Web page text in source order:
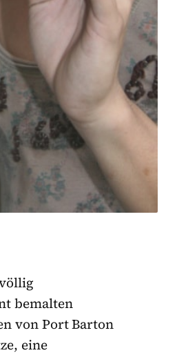
bemalten
von Port Barton
eine